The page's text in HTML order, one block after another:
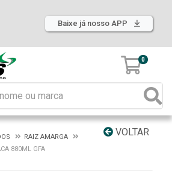
Baixe já nosso APP
0
VOLTAR
RAIZ AMARGA
880ML GFA